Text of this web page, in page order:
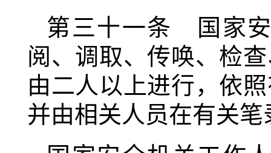
第三十一条 国家安
阅、调取、传唤、检
由二人以上进行，依
并由相关人员在有关